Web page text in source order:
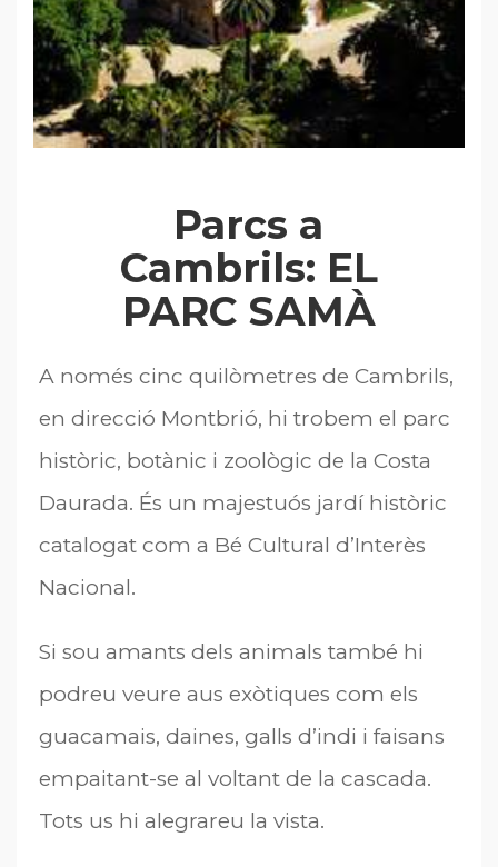
Parcs a
Cambrils: EL
PARC SAMÀ
A només cinc quilòmetres de Cambrils,
en direcció Montbrió, hi trobem el parc
històric, botànic i zoològic de la Costa
Daurada. És un majestuós jardí històric
catalogat com a Bé Cultural d’Interès
Nacional.
Si sou amants dels animals també hi
podreu veure aus exòtiques com els
guacamais, daines, galls d’indi i faisans
empaitant-se al voltant de la cascada.
Tots us hi alegrareu la vista.